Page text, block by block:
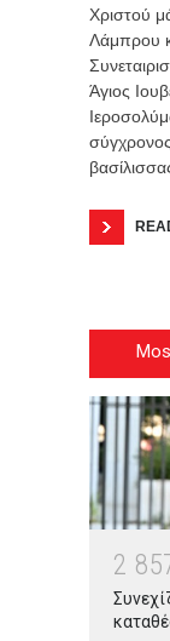
Χριστού
Λάμπρου
Άγιος
2 85